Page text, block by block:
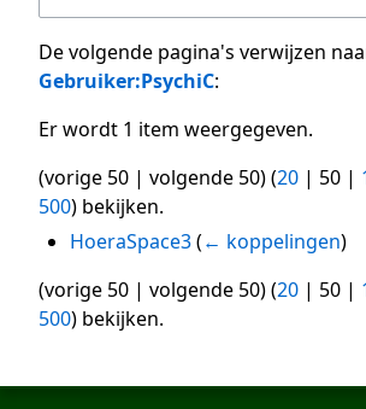
De volgende pagina's verwijzen
Gebruiker:PsychiC:
Er wordt 1 item weergegeven.
(vorige 50 | volgende 50) (20 | 50 |
500) bekijken.
HoeraSpace3 (← koppelingen)
(vorige 50 | volgende 50) (20 | 50 |
500) bekijken.